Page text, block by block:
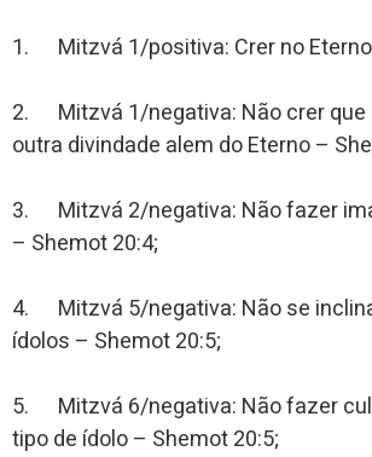
1. Mitzvá 1/positiva: Crer no
2. Mitzvá 1/negativa: Não crer que
outra divindade alem do Eterno –
3. Mitzvá 2/negativa: Não fazer
– Shemot 20:4;
4. Mitzvá 5/negativa: Não se
ídolos – Shemot 20:5;
5. Mitzvá 6/negativa: Não fazer
tipo de ídolo – Shemot 20:5;